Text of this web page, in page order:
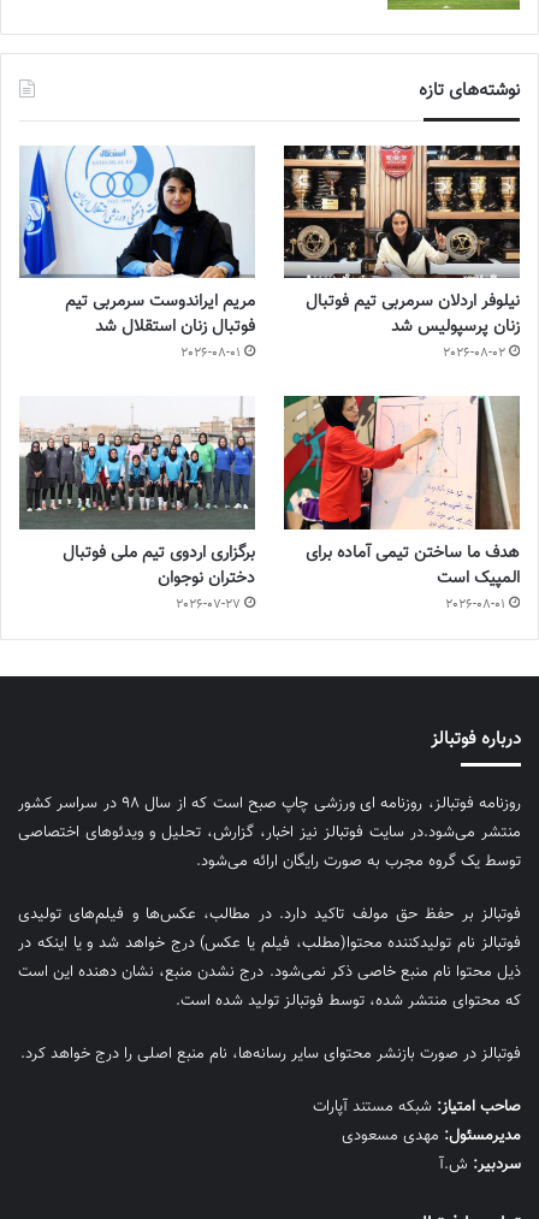
نوشته‌های تازه
نیلوفر اردلان سرمربی تیم فوتبال
زنان پرسپولیس شد
2026-08-02
مریم ایراندوست سرمربی تیم
فوتبال زنان استقلال شد
2026-08-01
هدف ما ساختن تیمی آماده برای
المپیک است
2026-08-01
برگزاری اردوی تیم ملی فوتبال
دختران نوجوان
2026-07-27
درباره فوتبالز
روزنامه فوتبالز، روزنامه ای ورزشی چاپ صبح است که از سال ۹۸ در سراسر کشور
منتشر می‌شود.در سایت فوتبالز نیز اخبار، گزارش، تحلیل و ویدئوهای اختصاصی
توسط یک گروه مجرب به صورت رایگان ارائه می‌شود.
فوتبالز بر حفظ حق مولف تاکید دارد. در مطالب، عکس‌ها و فیلم‌های تولیدی
فوتبالز نام تولیدکننده محتوا(مطلب، فیلم یا عکس) درج خواهد شد و یا اینکه در
ذیل محتوا نام منبع خاصی ذکر نمی‌‎شود. درج نشدن منبع، نشان دهنده این است
که محتوای منتشر شده، توسط فوتبالز تولید شده است.
فوتبالز در صورت بازنشر محتوای سایر رسانه‌ها، نام منبع اصلی را درج خواهد کرد.
صاحب امتیاز: شبکه مستند آپارات
مديرمسئول: مهدی مسعودی
سردبیر: ش.آ